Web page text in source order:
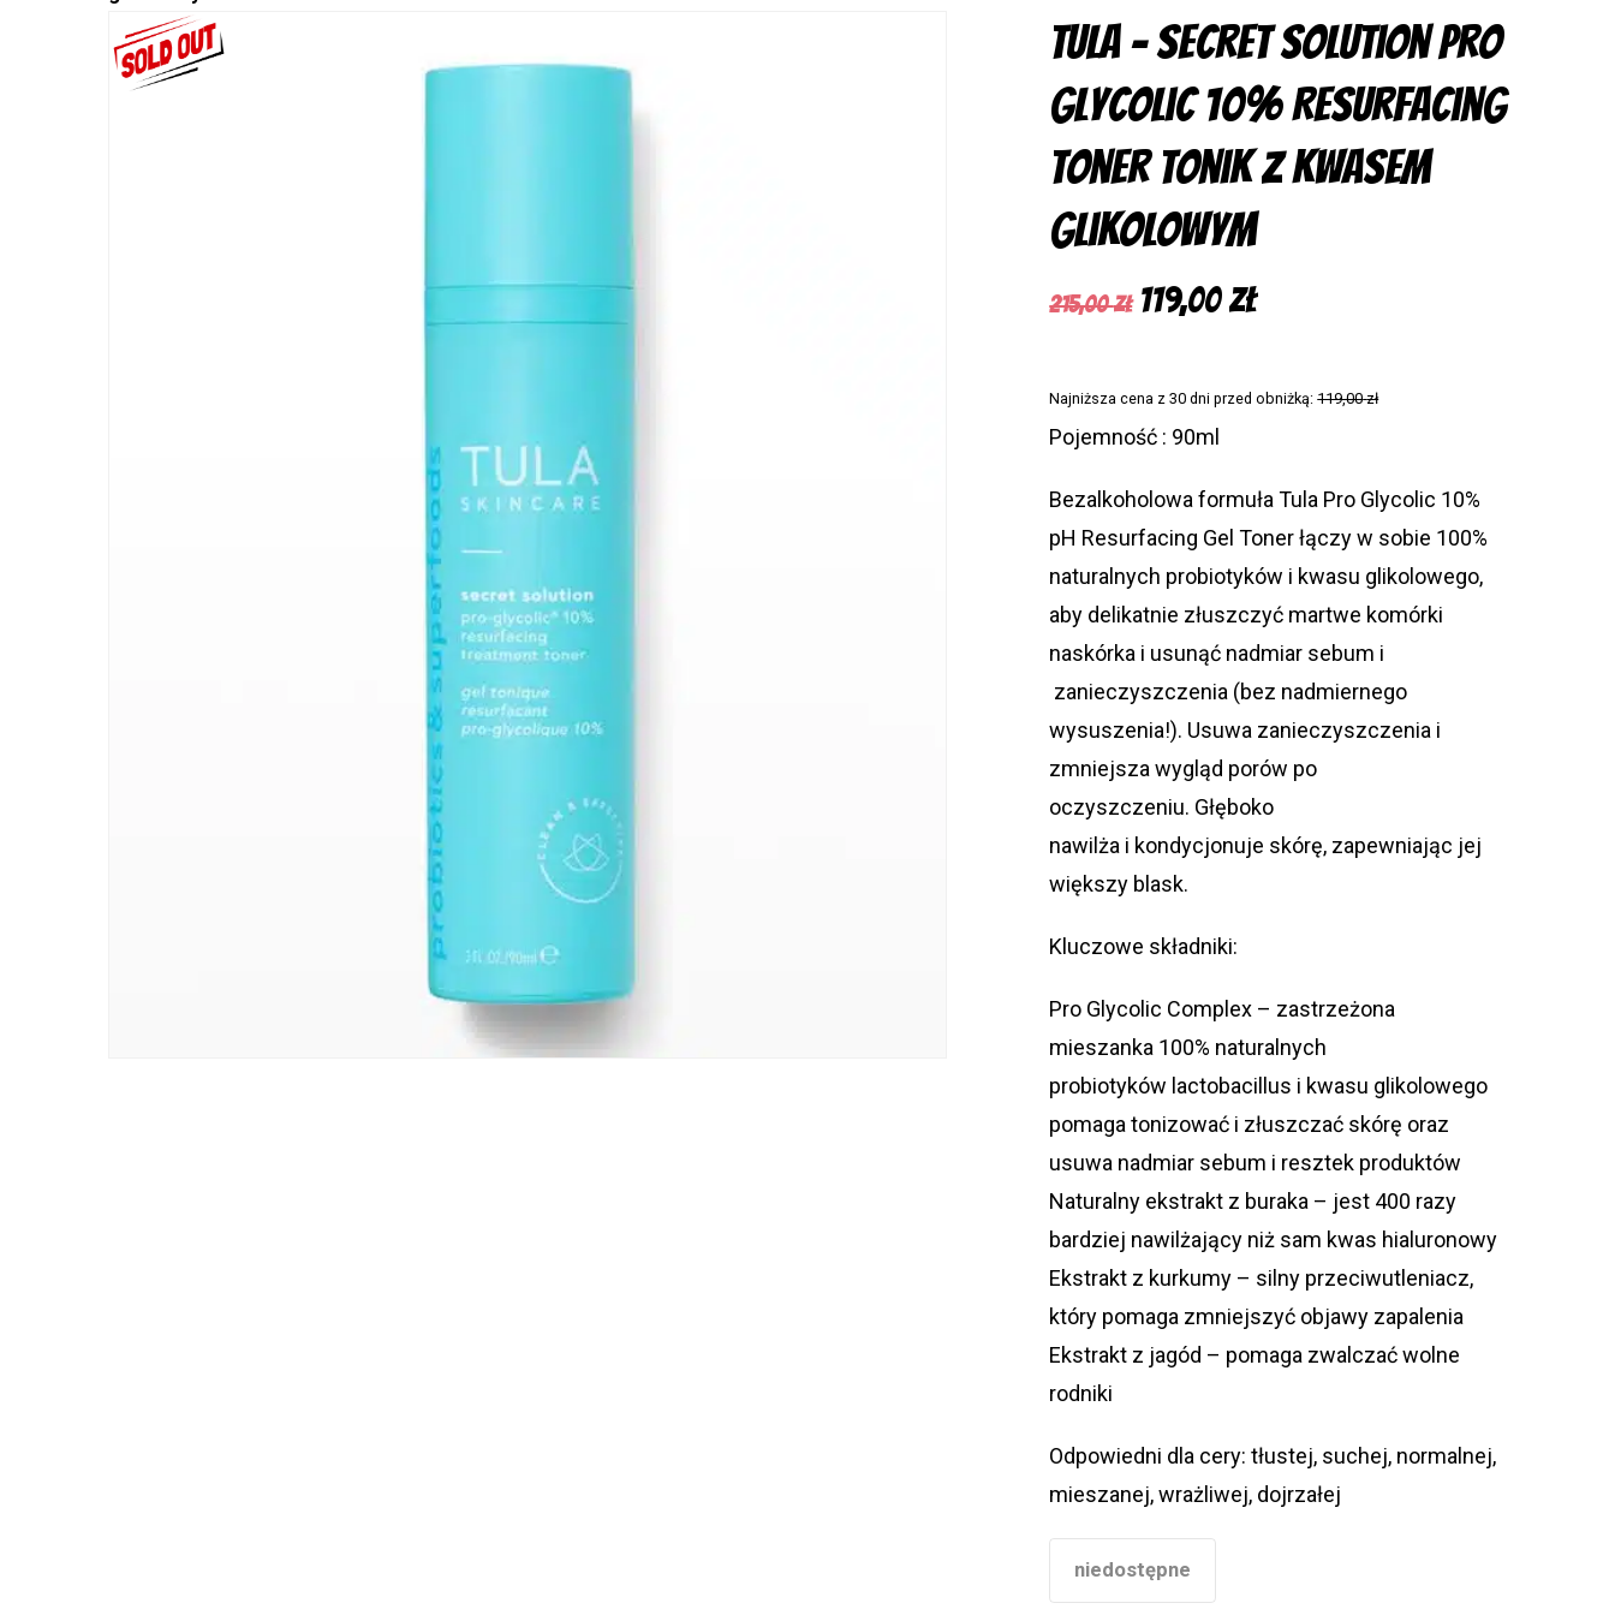
BRWI
OCZY
Tula – Secret Solution Pro
Glycolic 10% Resurfacing
Toner tonik z kwasem
glikolowym
215,00zł Pierwotna
wynosiła:
215,00 zł.
119,00złAktualna
wynosi:
Najniższa cena z 30 dni przed obniżką:119,00 zł
Pojemność : 90ml
Bezalkoholowa formuła Tula Pro Glycolic 10%
pH Resurfacing Gel Toner łączy w sobie 100%
naturalnych probiotyków i kwasu glikolowego,
aby delikatnie złuszczyć martwe komórki
naskórka i usunąć nadmiar sebum i
zanieczyszczenia (bez nadmiernego
wysuszenia!). Usuwa zanieczyszczenia i
zmniejsza wygląd porów po
oczyszczeniu. Głęboko
nawilża i kondycjonuje skórę, zapewniając jej
większy blask.
Kluczowe składniki:
Pro Glycolic Complex – zastrzeżona
mieszanka 100% naturalnych
probiotyków lactobacillus i kwasu glikolowego
pomaga tonizować i złuszczać skórę oraz
usuwa nadmiar sebum i resztek produktów
Naturalny ekstrakt z buraka – jest 400 razy
bardziej nawilżający niż sam kwas hialuronowy
Ekstrakt z kurkumy – silny przeciwutleniacz,
który pomaga zmniejszyć objawy zapalenia
Ekstrakt z jagód – pomaga zwalczać wolne
rodniki
Odpowiedni dla cery: tłustej, suchej, normalnej,
mieszanej, wrażliwej, dojrzałej
niedostępne